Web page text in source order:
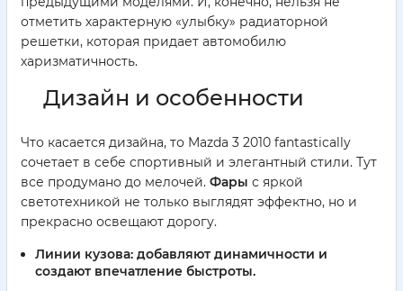
отметить характерную «улыбку» радиаторной
решетки, которая придает автомобилю
харизматичность.
Дизайн и особенности
Что касается дизайна, то Mazda 3 2010 fantastically
сочетает в себе спортивный и элегантный стили. Тут
все продумано до мелочей. Фары с яркой
светотехникой не только выглядят эффектно, но и
прекрасно освещают дорогу.
Линии кузова: добавляют динамичности и
создают впечатление быстроты.